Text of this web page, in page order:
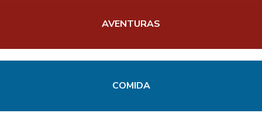
AVENTURAS
COMIDA